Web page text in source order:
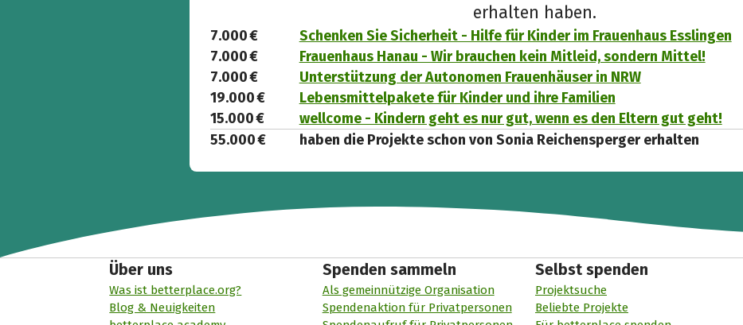
erhalten haben.
7.000 €
Schenken Sie Sicherheit - Hilfe für Kinder im Frauenhaus Esslingen
7.000 €
Frauenhaus Hanau - Wir brauchen kein Mitleid, sondern Mittel!
7.000 €
Unterstützung der Autonomen Frauenhäuser in NRW
19.000 €
Lebensmittelpakete für Kinder und ihre Familien
15.000 €
wellcome - Kindern geht es nur gut, wenn es den Eltern gut geht!
55.000 €
haben die Projekte schon von Sonia Reichensperger erhalten
Über uns
Was ist betterplace.org?
Blog & Neuigkeiten
Spenden sammeln
Als gemeinnützige Organisation
Spendenaktion für Privatpersonen
Selbst spenden
Projektsuche
Beliebte Projekte